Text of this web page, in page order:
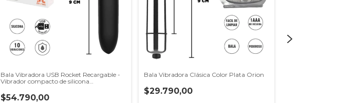
Bala Vibradora USB Rocket Recargable -
Vibrador compacto de silicona
$54.790,00
Bala Vibradora Clásica Color Plata Orion
$29.790,00